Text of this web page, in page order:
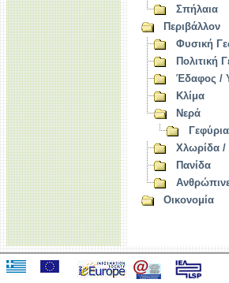
Σπήλαια
Περιβάλλον
Φυσική
Πολιτική
Έδαφος /
Κλίμα
Νερά
Γεφύρια
Χλωρίδα
Πανίδα
Οικονομία